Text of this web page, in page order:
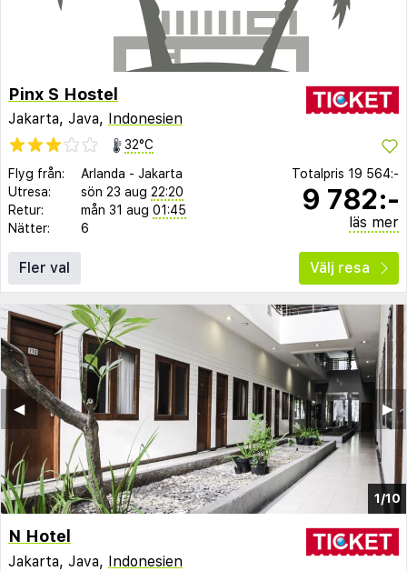
Pinx S Hostel
Jakarta, Java, Indonesien
32°C
Flyg från:
Arlanda - Jakarta
Utresa:
sön 23 aug 22:20
Retur:
mån 31 aug 01:45
Nätter:
6
Totalpris 19 564:-
9 782:-
läs mer
Fler val Välj resa
1/10
▶︎
◀︎
N Hotel
Jakarta, Java, Indonesien